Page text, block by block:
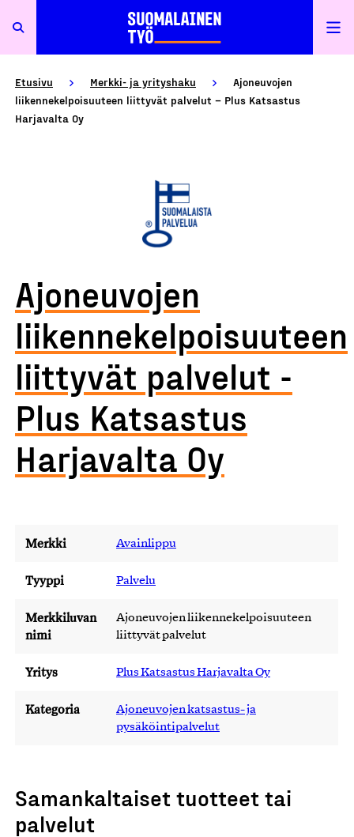
Etusivu Merkki- ja yrityshaku
Ajoneuvojen
liikennekelpoisuuteen liittyvät palvelut – Plus Katsastus
Harjavalta Oy
Ajoneuvojen
liikennekelpoisuuteen
liittyvät palvelut -
Plus Katsastus
Harjavalta Oy
Merkki Avainlippu
Tyyppi Palvelu
Merkkiluvan
nimi
Ajoneuvojen liikennekelpoisuuteen
liittyvät palvelut
Yritys Plus Katsastus Harjavalta Oy
Kategoria
Ajoneuvojen katsastus- ja
pysäköintipalvelut
Samankaltaiset tuotteet tai
palvelut